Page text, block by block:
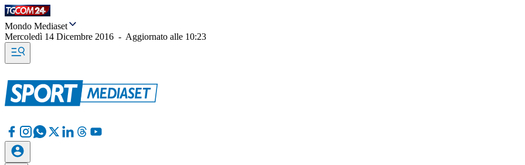
Mondo Mediaset
Mercoledì 14 Dicembre 2016 - Aggiornato alle 10:23